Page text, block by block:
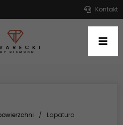
Kontakt
/ Lapatura